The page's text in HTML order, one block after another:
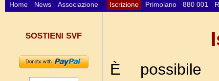
Home News Associazione Iscrizione Primolano 880 001
SOSTIENI SVF
È possibile